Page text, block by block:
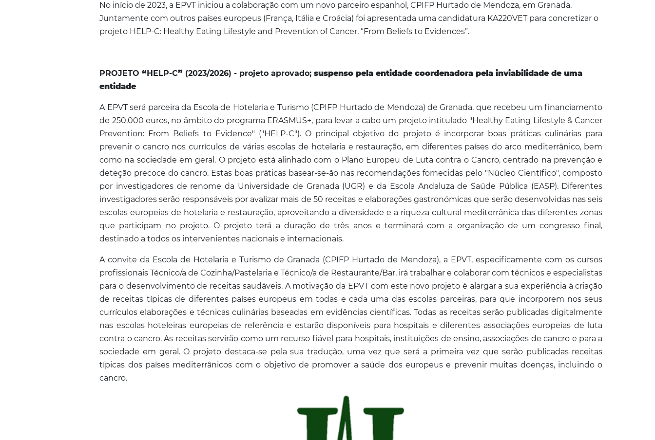
No início de 2023, a EPVT iniciou a colaboração com um novo parceiro espanhol, CPIFP Hurtado de Mendoza, em Granada.
Juntamente com outros países europeus (França, Itália e Croácia) foi apresentada uma candidatura KA220VET para concretizar o
projeto HELP-C: Healthy Eating Lifestyle and Prevention of Cancer, “From Beliefs to Evidences”.
PROJETO “HELP-C” (2023/2026) - projeto aprovado;suspenso pela entidade coordenadora pela inviabilidade de uma
entidade
A EPVT será parceira da Escola de Hotelaria e Turismo (CPIFP Hurtado de Mendoza) de Granada, que recebeu um financiamento
de 250.000 euros, no âmbito do programa ERASMUS+, para levar a cabo um projeto intitulado "Healthy Eating Lifestyle & Cancer
Prevention: From Beliefs to Evidence" ("HELP-C"). O principal objetivo do projeto é incorporar boas práticas culinárias para
prevenir o cancro nos currículos de várias escolas de hotelaria e restauração, em diferentes países do arco mediterrânico, bem
como na sociedade em geral. O projeto está alinhado com o Plano Europeu de Luta contra o Cancro, centrado na prevenção e
deteção precoce do cancro. Estas boas práticas basear-se-ão nas recomendações fornecidas pelo "Núcleo Científico", composto
por investigadores de renome da Universidade de Granada (UGR) e da Escola Andaluza de Saúde Pública (EASP). Diferentes
investigadores serão responsáveis por avalizar mais de 50 receitas e elaborações gastronómicas que serão desenvolvidas nas seis
escolas europeias de hotelaria e restauração, aproveitando a diversidade e a riqueza cultural mediterrânica das diferentes zonas
que participam no projeto. O projeto terá a duração de três anos e terminará com a organização de um congresso final,
destinado a todos os intervenientes nacionais e internacionais.
A convite da Escola de Hotelaria e Turismo de Granada (CPIFP Hurtado de Mendoza), a EPVT, especificamente com os cursos
profissionais Técnico/a de Cozinha/Pastelaria e Técnico/a de Restaurante/Bar, irá trabalhar e colaborar com técnicos e especialistas
para o desenvolvimento de receitas saudáveis. A motivação da EPVT com este novo projeto é alargar a sua experiência à criação
de receitas típicas de diferentes países europeus em todas e cada uma das escolas parceiras, para que incorporem nos seus
currículos elaborações e técnicas culinárias baseadas em evidências científicas. Todas as receitas serão publicadas digitalmente
nas escolas hoteleiras europeias de referência e estarão disponíveis para hospitais e diferentes associações europeias de luta
contra o cancro. As receitas servirão como um recurso fiável para hospitais, instituições de ensino, associações de cancro e para a
sociedade em geral. O projeto destaca-se pela sua tradução, uma vez que será a primeira vez que serão publicadas receitas
típicas dos países mediterrânicos com o objetivo de promover a saúde dos europeus e prevenir muitas doenças, incluindo o
cancro.